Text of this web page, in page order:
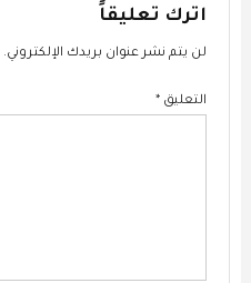
اترك تعليقاً
لن يتم نشر عنوان بريدك الإلكتروني.
التعليق *